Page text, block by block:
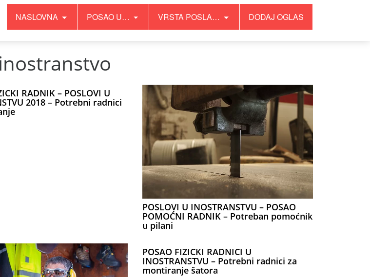
NASLOVNA POSAO U… VRSTA POSLA… DODAJ OGLAS
RADNIK – POSLOVI U
2018 – Potrebni radnici
POSLOVI U INOSTRANSTVU – POSAO
POMOĆNI RADNIK – Potreban pomoćnik
u pilani
POSAO FIZICKI RADNICI U
INOSTRANSTVU – Potrebni radnici za
montiranje šatora